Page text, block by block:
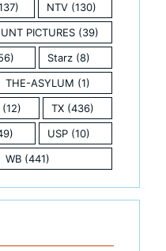
NTV (130)
PICTURES (39)
Starz (8)
THE-ASYLUM (1)
(12) TX (436)
USP (10)
WB (441)